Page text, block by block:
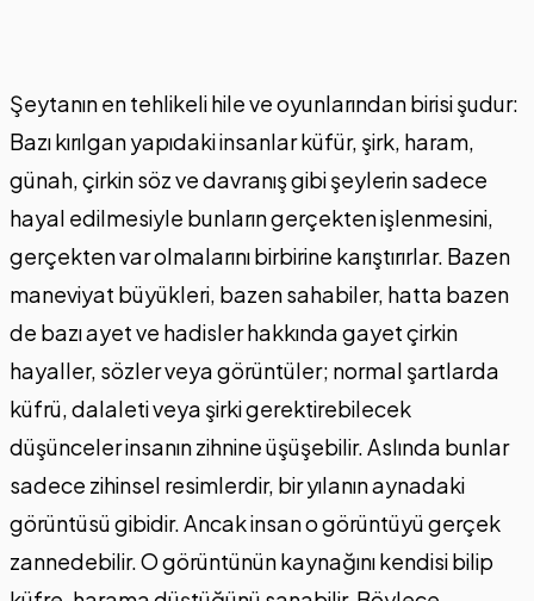
Şeytanın en tehlikeli hile ve oyunlarından birisi şudur:
Bazı kırılgan yapıdaki insanlar küfür, şirk, haram,
günah, çirkin söz ve davranış gibi şeylerin sadece
hayal edilmesiyle bunların gerçekten işlenmesini,
gerçekten var olmalarını birbirine karıştırırlar. Bazen
maneviyat büyükleri, bazen sahabiler, hatta bazen
de bazı ayet ve hadisler hakkında gayet çirkin
hayaller, sözler veya görüntüler; normal şartlarda
küfrü, dalaleti veya şirki gerektirebilecek
düşünceler insanın zihnine üşüşebilir. Aslında bunlar
sadece zihinsel resimlerdir, bir yılanın aynadaki
görüntüsü gibidir. Ancak insan o görüntüyü gerçek
zannedebilir. O görüntünün kaynağını kendisi bilip